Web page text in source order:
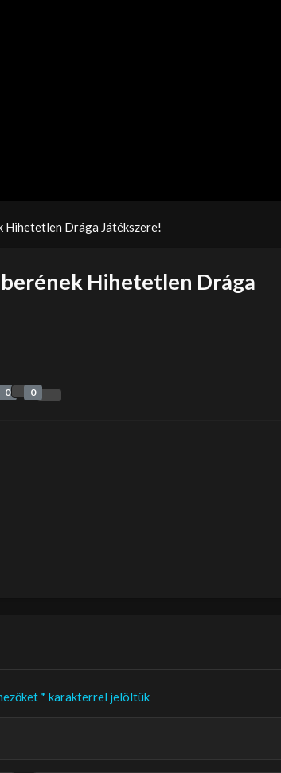
Hihetetlen Drága Játékszere!
Hihetetlen Drága
0 0
* karakterrel jelöltük